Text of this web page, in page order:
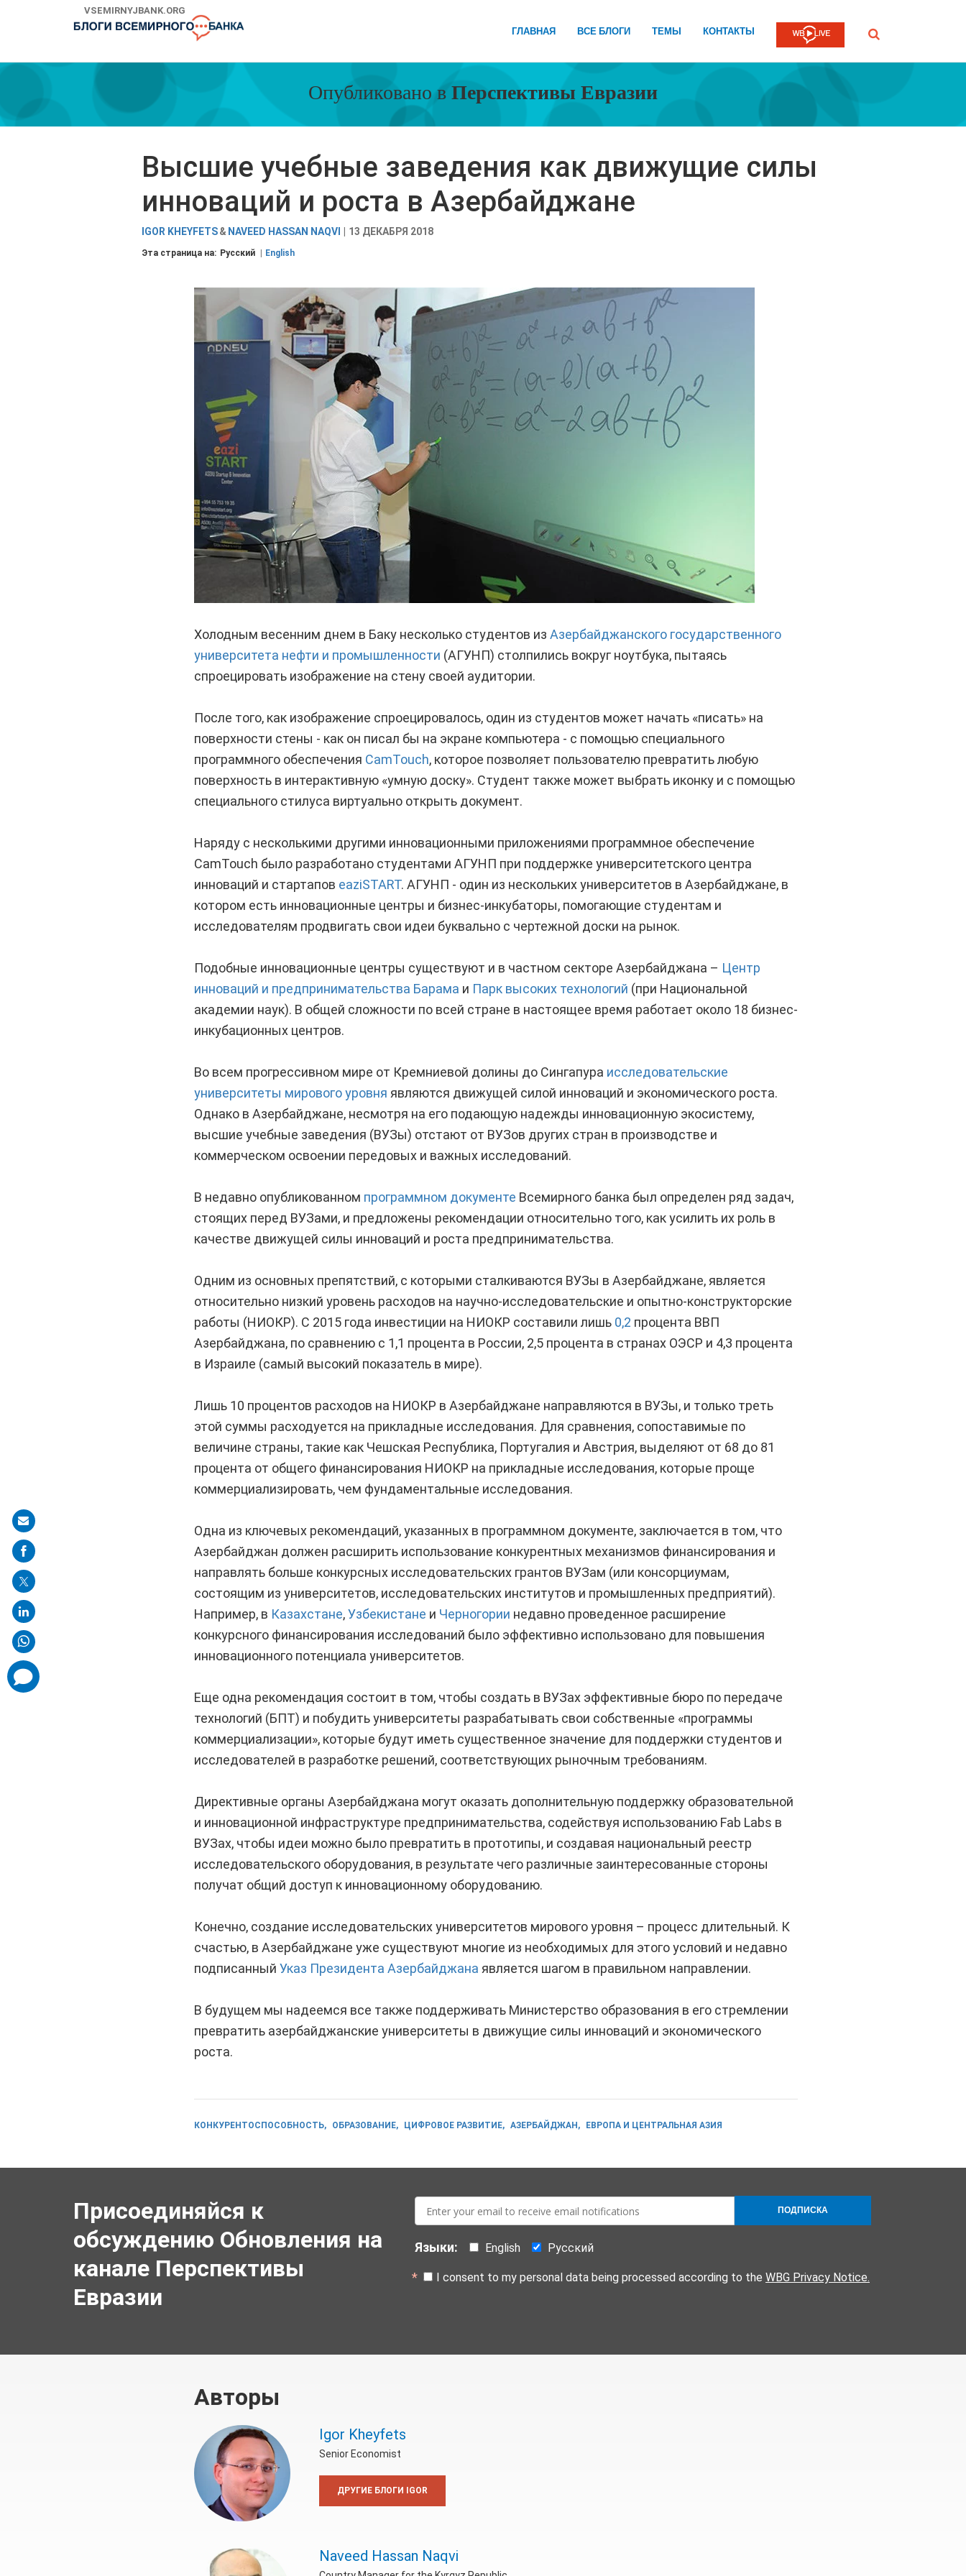
VSEMIRNYJBANK.ORG
ГЛАВНАЯ ВСЕ БЛОГИ ТЕМЫ КОНТАКТЫ Submit
Опубликовано в Перспективы Евразии
Высшие учебные заведения как движущие силы
инноваций и роста в Азербайджане
IGOR KHEYFETS NAVEED HASSAN NAQVI 13 ДЕКАБРЯ 2018
Эта страница на: Русский English
Холодным весенним днем в Баку несколько студентов из Азербайджанского государственного
университета нефти и промышленности (АГУНП) столпились вокруг ноутбука, пытаясь
спроецировать изображение на стену своей аудитории.
После того, как изображение спроецировалось, один из студентов может начать «писать» на
поверхности стены - как он писал бы на экране компьютера - с помощью специального
программного обеспечения CamTouch, которое позволяет пользователю превратить любую
поверхность в интерактивную «умную доску». Студент также может выбрать иконку и с помощью
специального стилуса виртуально открыть документ.
Наряду с несколькими другими инновационными приложениями программное обеспечение
CamTouch было разработано студентами АГУНП при поддержке университетского центра
инноваций и стартапов eaziSTART. АГУНП - один из нескольких университетов в Азербайджане, в
котором есть инновационные центры и бизнес-инкубаторы, помогающие студентам и
исследователям продвигать свои идеи буквально с чертежной доски на рынок.
Подобные инновационные центры существуют и в частном секторе Азербайджана – Центр
инноваций и предпринимательства Барама и Парк высоких технологий (при Национальной
академии наук). В общей сложности по всей стране в настоящее время работает около 18 бизнес-
инкубационных центров.
Во всем прогрессивном мире от Кремниевой долины до Сингапура исследовательские
университеты мирового уровня являются движущей силой инноваций и экономического роста.
Однако в Азербайджане, несмотря на его подающую надежды инновационную экосистему,
высшие учебные заведения (ВУЗы) отстают от ВУЗов других стран в производстве и
коммерческом освоении передовых и важных исследований.
В недавно опубликованном программном документе Всемирного банка был определен ряд задач,
стоящих перед ВУЗами, и предложены рекомендации относительно того, как усилить их роль в
качестве движущей силы инноваций и роста предпринимательства.
Одним из основных препятствий, с которыми сталкиваются ВУЗы в Азербайджане, является
относительно низкий уровень расходов на научно-исследовательские и опытно-конструкторские
работы (НИОКР). С 2015 года инвестиции на НИОКР составили лишь 0,2 процента ВВП
Азербайджана, по сравнению с 1,1 процента в России, 2,5 процента в странах ОЭСР и 4,3 процента
в Израиле (самый высокий показатель в мире).
Лишь 10 процентов расходов на НИОКР в Азербайджане направляются в ВУЗы, и только треть
этой суммы расходуется на прикладные исследования. Для сравнения, сопоставимые по
величине страны, такие как Чешская Республика, Португалия и Австрия, выделяют от 68 до 81
процента от общего финансирования НИОКР на прикладные исследования, которые проще
коммерциализировать, чем фундаментальные исследования.
Одна из ключевых рекомендаций, указанных в программном документе, заключается в том, что
Азербайджан должен расширить использование конкурентных механизмов финансирования и
направлять больше конкурсных исследовательских грантов ВУЗам (или консорциумам,
состоящим из университетов, исследовательских институтов и промышленных предприятий).
Например, в Казахстане,Узбекистане и Черногории недавно проведенное расширение
конкурсного финансирования исследований было эффективно использовано для повышения
инновационного потенциала университетов.
Еще одна рекомендация состоит в том, чтобы создать в ВУЗах эффективные бюро по передаче
технологий (БПТ) и побудить университеты разрабатывать свои собственные «программы
коммерциализации», которые будут иметь существенное значение для поддержки студентов и
исследователей в разработке решений, соответствующих рыночным требованиям.
Директивные органы Азербайджана могут оказать дополнительную поддержку образовательной
и инновационной инфраструктуре предпринимательства, содействуя использованию Fab Labs в
ВУЗах, чтобы идеи можно было превратить в прототипы, и создавая национальный реестр
исследовательского оборудования, в результате чего различные заинтересованные стороны
получат общий доступ к инновационному оборудованию.
Конечно, создание исследовательских университетов мирового уровня – процесс длительный. К
счастью, в Азербайджане уже существуют многие из необходимых для этого условий и недавно
подписанный Указ Президента Азербайджана является шагом в правильном направлении.
В будущем мы надеемся все также поддерживать Министерство образования в его стремлении
превратить азербайджанские университеты в движущие силы инноваций и экономического
роста.
КОНКУРЕНТОСПОСОБНОСТЬ ОБРАЗОВАНИЕ ЦИФРОВОЕ РАЗВИТИЕ АЗЕРБАЙДЖАН ЕВРОПА И ЦЕНТРАЛЬНАЯ АЗИЯ
Присоединяйся к
обсуждению Обновления на
канале Перспективы
Евразии
mail:
Языки: English Русский
I consent to my personal data being processed according to the WBG Privacy Notice.
ПОДПИСКА
Авторы
Igor Kheyfets
Senior Economist
ДРУГИЕ БЛОГИ IGOR
Naveed Hassan Naqvi
Share
on
mail
comments
added